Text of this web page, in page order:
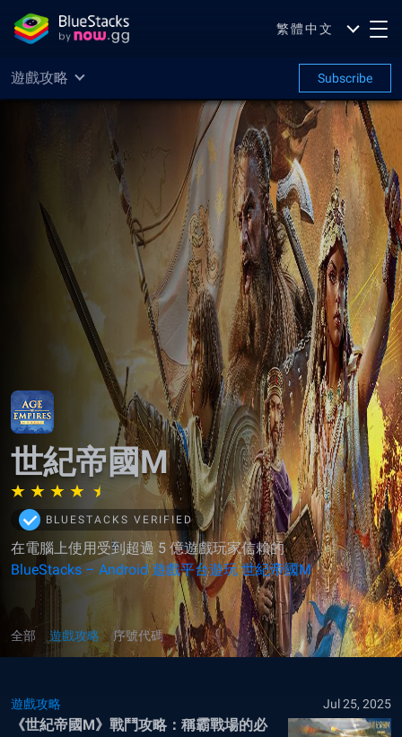
繁體中文
遊戲攻略 Subscribe
世紀帝國M
BLUESTACKS VERIFIED
在電腦上使用受到超過 5 億遊戲玩家信賴的
BlueStacks – Android 遊戲平台遊玩 世紀帝國M
全部 遊戲攻略 序號代碼
遊戲攻略 Jul 25, 2025
《世紀帝國M》戰鬥攻略：稱霸戰場的必